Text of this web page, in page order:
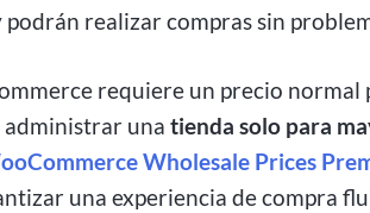
podrán realizar compras sin
requiere un precio
administrar unatienda solo para
Wholesale Prices
una experiencia de compra